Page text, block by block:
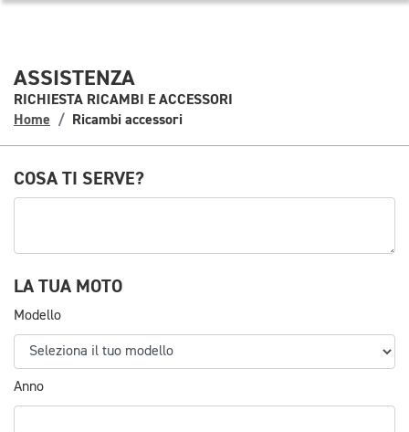
ASSISTENZA
RICHIESTA RICAMBI E ACCESSORI
Home
Ricambi accessori
COSA TI SERVE?
LA TUA MOTO
Modello
Anno